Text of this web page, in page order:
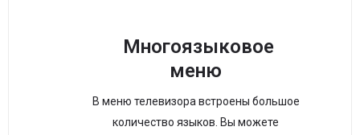
Многоязыковое
меню
В меню телевизора встроены большое
количество языков. Вы можете